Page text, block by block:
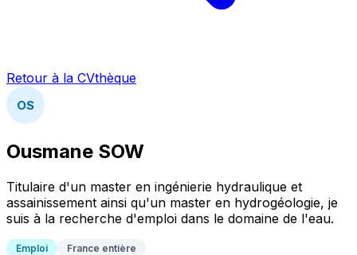
Retour à la CVthèque
OS
Ousmane SOW
Titulaire d'un master en ingénierie hydraulique et
assainissement ainsi qu'un master en hydrogéologie, je
suis à la recherche d'emploi dans le domaine de l'eau.
Emploi France entière